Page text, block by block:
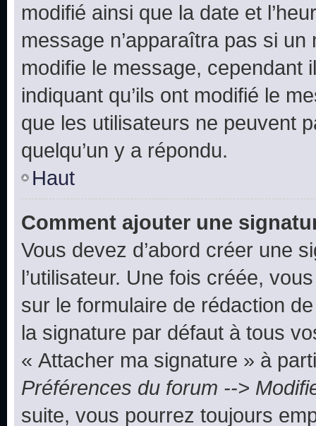
modifié ainsi que la date et
message n’apparaîtra pas si
modifie le message, cependant
indiquant qu’ils ont modifié le
que les utilisateurs ne peuvent
quelqu’un y a répondu.
Haut
Comment ajouter une
Vous devez d’abord créer une
l’utilisateur. Une fois créée,
sur le formulaire de rédaction
la signature par défaut à tous
« Attacher ma signature » à
Préférences du forum -->
suite, vous pourrez toujours